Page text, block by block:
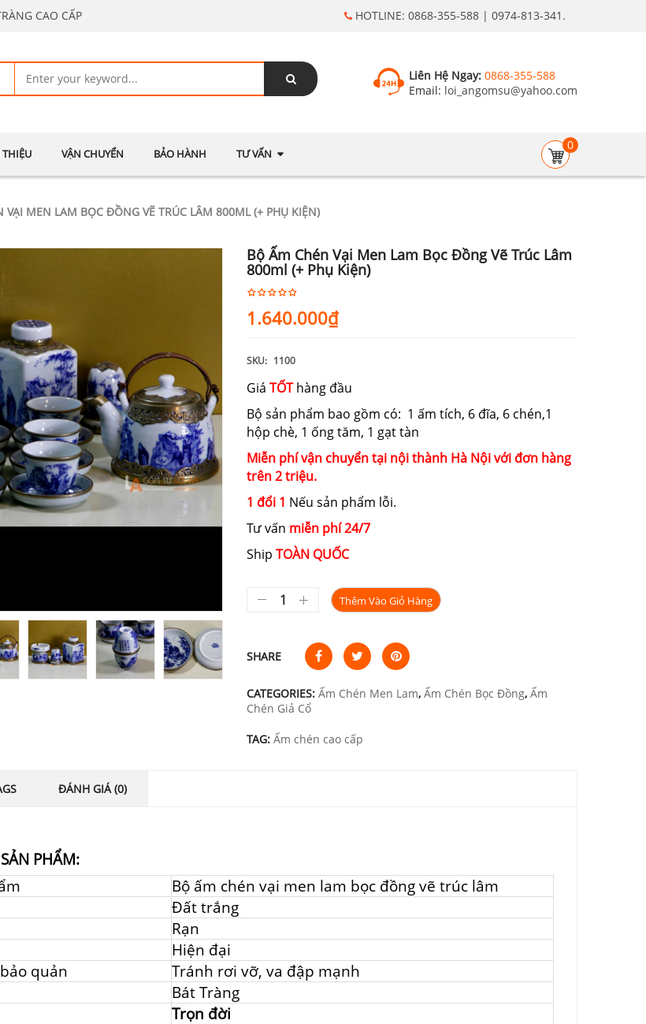
CAO CẤP HOTLINE: 0868-355-588 | 0974-813-341.
Liên Hệ Ngay: 0868-355-588
Email: loi_angomsu@yahoo.com
VẬN CHUYỂN BẢO HÀNH TƯ VẤN
0
VẠI MEN LAM BỌC ĐỒNG VẼ TRÚC LÂM 800ML (+ PHỤ KIỆN)
Bộ Ấm Chén Vại Men Lam Bọc Đồng Vẽ Trúc Lâm
800ml (+ Phụ Kiện)
1.640.000₫
SKU: 1100
Giá TỐThàng đầu
Bộ sản phẩm bao gồm có: 1 ấm tích, 6 đĩa, 6 chén,1
hộp chè, 1 ống tăm, 1 gạt tàn
Miễn phí vận chuyển tại nội thành Hà Nội với đơn hàng
trên 2 triệu.
1 đổi 1 Nếu sản phẩm lỗi.
Tư vấn miễn phí 24/7
Ship TOÀN QUỐC
Thêm Vào Giỏ Hàng
SHARE
CATEGORIES: Ấm Chén Men Lam, Ấm Chén Bọc Đồng, Ấm
Chén Giả Cổ
TAG: Ấm chén cao cấp
ĐÁNH GIÁ (0)
PHẨM:
Bộ ấm chén vại men lam bọc đồng vẽ trúc lâm
Đất trắng
Rạn
Hiện đại
quản
Tránh rơi vỡ, va đập mạnh
Bát Tràng
Trọn đời